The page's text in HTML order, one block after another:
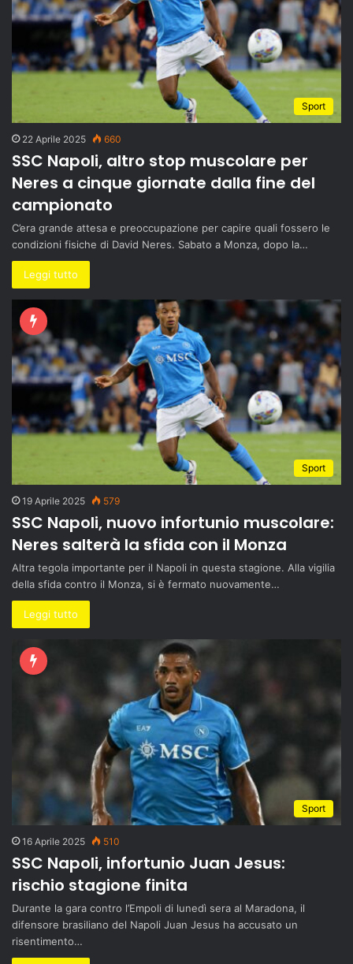
Sport
22 Aprile 2025 660
SSC Napoli, altro stop muscolare per
Neres a cinque giornate dalla fine del
campionato
C’era grande attesa e preoccupazione per capire quali fossero le
condizioni fisiche di David Neres. Sabato a Monza, dopo la…
Leggi tutto
Sport
19 Aprile 2025 579
SSC Napoli, nuovo infortunio muscolare:
Neres salterà la sfida con il Monza
Altra tegola importante per il Napoli in questa stagione. Alla vigilia
della sfida contro il Monza, si è fermato nuovamente…
Leggi tutto
Sport
16 Aprile 2025 510
SSC Napoli, infortunio Juan Jesus:
rischio stagione finita
Durante la gara contro l’Empoli di lunedì sera al Maradona, il
difensore brasiliano del Napoli Juan Jesus ha accusato un
risentimento…